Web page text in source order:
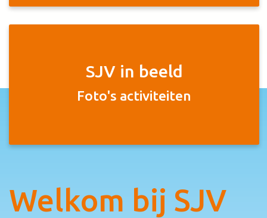
SJV in beeld
Foto's activiteiten
Welkom bij SJV